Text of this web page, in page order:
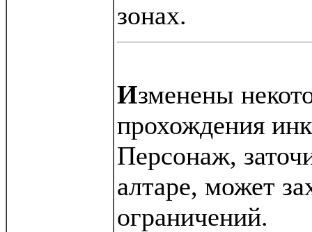
зонах.
Изменены
прохождения
Персонаж,
алтаре, может
ограничений.